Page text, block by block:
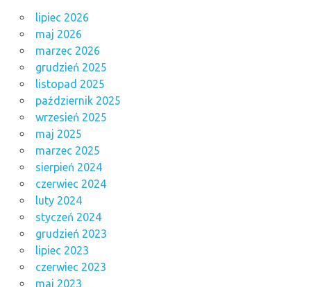
lipiec 2026
maj 2026
marzec 2026
grudzień 2025
listopad 2025
październik 2025
wrzesień 2025
maj 2025
marzec 2025
sierpień 2024
czerwiec 2024
luty 2024
styczeń 2024
grudzień 2023
lipiec 2023
czerwiec 2023
maj 2023